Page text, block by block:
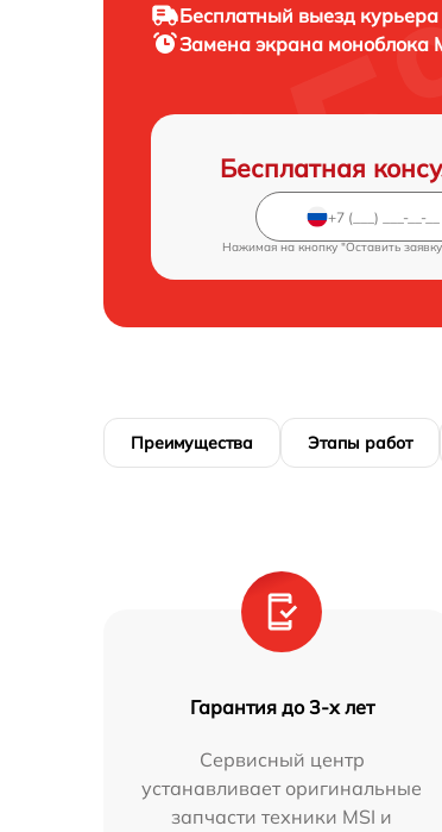
Бесплатный выезд курьера
Замена экрана моноблока
Бесплатная
Нажимая на кнопку "Оставить
Преимущества Этапы работ
Гарантия до 3-х лет
Сервисный центр
устанавливает оригинальные
запчасти техники MSI и